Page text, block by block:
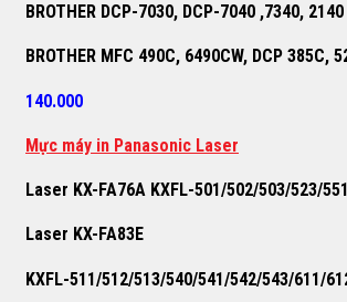
BROTHER DCP-7030, DCP-7040 ,7340, 2140
BROTHER MFC 490C, 6490CW, DCP 385C,
140.000
Mực máy in Panasonic Laser
Laser KX-FA76A KXFL-501/502/503/523/551
Laser KX-FA83E
KXFL-511/512/513/540/541/542/543/611/